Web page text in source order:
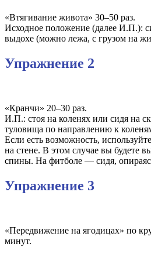
«Втягивание живота» 30–50 раз.
Исходное положение (далее И.П.):
выдохе (можно лежа, с грузом на
Упражнение 2
«Кранчи» 20–30 раз.
И.П.: стоя на коленях или сидя на
туловища по направлению к
Если есть возможность,
на стене. В этом случае вы будете
спины. На фитболе — сидя,
Упражнение 3
«Передвижение на ягодицах» по
минут.